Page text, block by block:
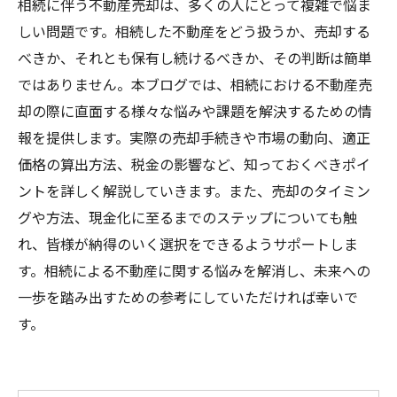
相続に伴う不動産売却は、多くの人にとって複雑で悩ま
しい問題です。相続した不動産をどう扱うか、売却する
べきか、それとも保有し続けるべきか、その判断は簡単
ではありません。本ブログでは、相続における不動産売
却の際に直面する様々な悩みや課題を解決するための情
報を提供します。実際の売却手続きや市場の動向、適正
価格の算出方法、税金の影響など、知っておくべきポイ
ントを詳しく解説していきます。また、売却のタイミン
グや方法、現金化に至るまでのステップについても触
れ、皆様が納得のいく選択をできるようサポートしま
す。相続による不動産に関する悩みを解消し、未来への
一歩を踏み出すための参考にしていただければ幸いで
す。